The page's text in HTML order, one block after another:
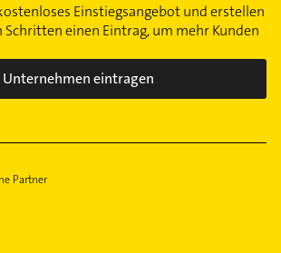
Einstiegsangebot und erstellen
Schritten einen Eintrag, um mehr Kunden
Unternehmen eintragen
Partner